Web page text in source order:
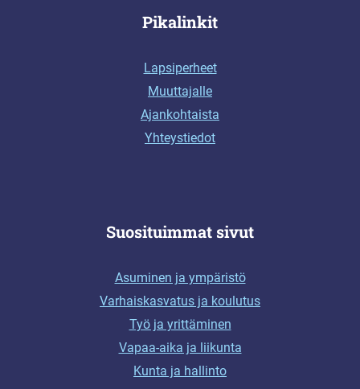
Pikalinkit
Lapsiperheet
Muuttajalle
Ajankohtaista
Yhteystiedot
Suosituimmat sivut
Asuminen ja ympäristö
Varhaiskasvatus ja koulutus
Työ ja yrittäminen
Vapaa-aika ja liikunta
Kunta ja hallinto